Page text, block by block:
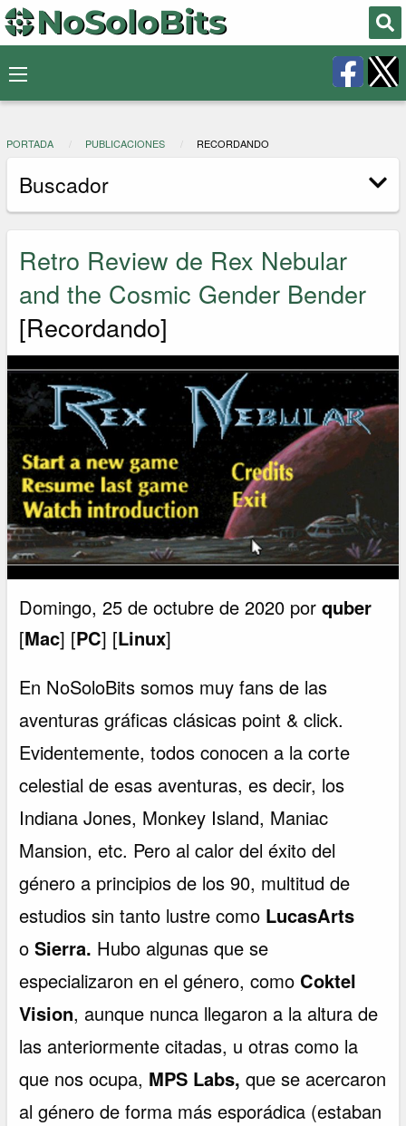
PORTADA PUBLICACIONES RECORDANDO
Buscador
Retro Review de Rex Nebular
and the Cosmic Gender Bender
[Recordando]
Domingo, 25 de octubre de 2020 porquber
[Mac] [PC] [Linux]
En NoSoloBits somos muy fans de las
aventuras gráficas clásicas point & click.
Evidentemente, todos conocen a la corte
celestial de esas aventuras, es decir, los
Indiana Jones, Monkey Island, Maniac
Mansion, etc. Pero al calor del éxito del
género a principios de los 90, multitud de
estudios sin tanto lustre como LucasArts
oSierra. Hubo algunas que se
especializaron en el género, como Coktel
Vision, aunque nunca llegaron a la altura de
las anteriormente citadas, u otras como la
que nos ocupa, MPS Labs,que se acercaron
al género de forma más esporádica (estaban